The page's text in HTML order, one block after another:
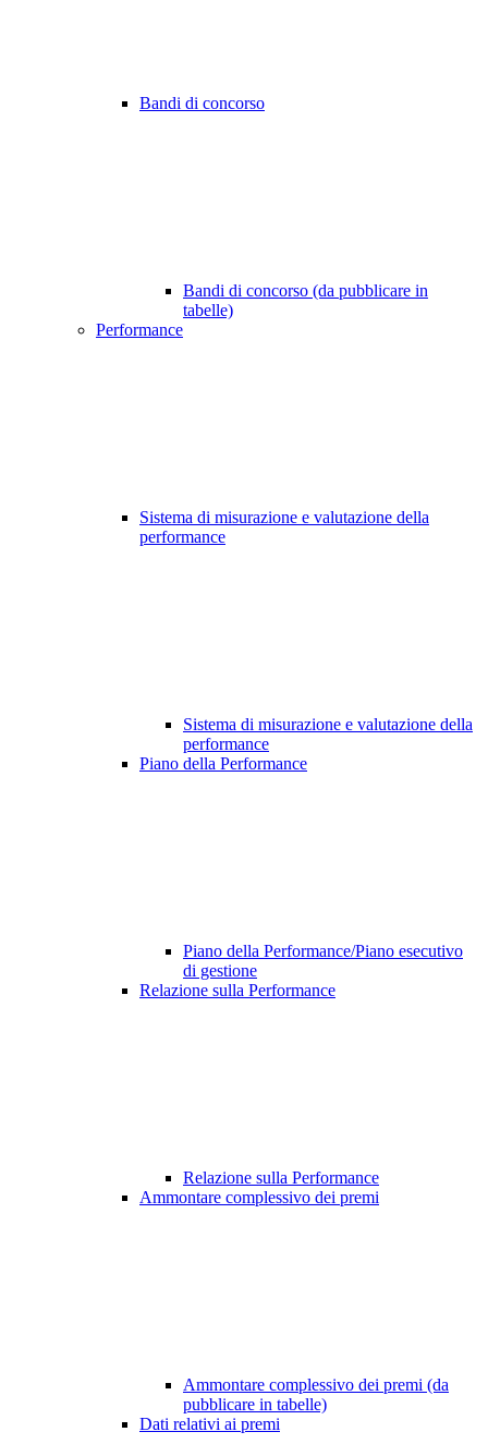
Bandi di concorso
Bandi di concorso (da pubblicare in
tabelle)
Performance
Sistema di misurazione e valutazione della
performance
Sistema di misurazione e valutazione della
performance
Piano della Performance
Piano della Performance/Piano esecutivo
di gestione
Relazione sulla Performance
Relazione sulla Performance
Ammontare complessivo dei premi
Ammontare complessivo dei premi (da
pubblicare in tabelle)
Dati relativi ai premi